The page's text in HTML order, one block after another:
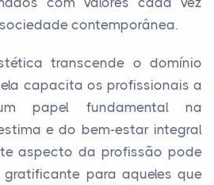
contemporânea.
transcende o domínio
capacita os profissionais a
papel fundamental na
e do bem-estar integral
aspecto da profissão pode
gratificante para aqueles que